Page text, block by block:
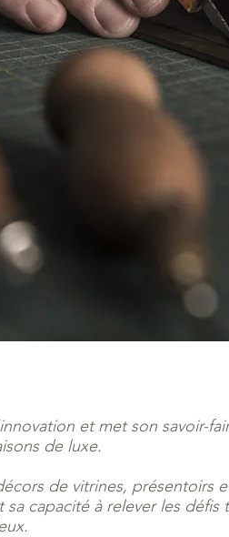
et met son savoir-
de luxe.
de vitrines, présentoirs
capacité à relever les défis